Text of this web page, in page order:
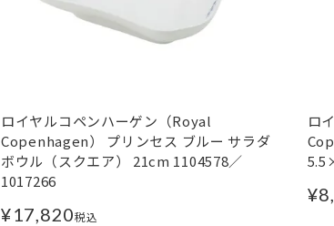
ロイヤルコペンハーゲン（Royal
Copenhagen） プリンセス ブルー サラダ
ボウル（スクエア） 21cm 1104578／
1017266
¥17,820税込
ロ
¥